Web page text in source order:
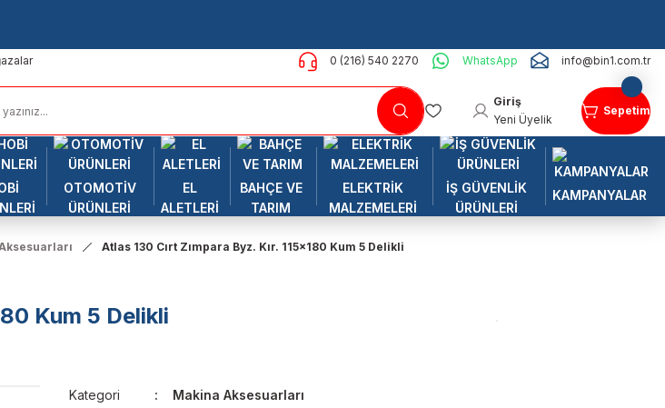
0 (216) 540 2270 WhatsApp info@bin1.com.tr
Giriş
Yeni Üyelik
Sepetim
OTOMOTİV
ÜRÜNLERİ
EL
ALETLERİ
BAHÇE VE
TARIM
ELEKTRİK
MALZEMELERİ
İŞ GÜVENLİK
ÜRÜNLERİ
KAMPANYALAR
Atlas 130 Cırt Zımpara Byz. Kır. 115x180 Kum 5 Delikli
Kum 5 Delikli
Kategori
Makina Aksesuarları